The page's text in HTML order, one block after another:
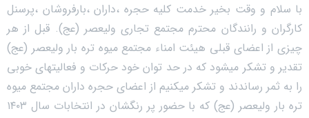
با سلام و وقت بخیر خدمت کلیه حجره ،داران ،بارفروشان ،پرسنل
کارگران و رانندگان محترم مجتمع تجاری ولیعصر (عج). قبل از هر
چیزی از اعضای قبلی هیئت امناء مجتمع میوه تره بار ولیعصر (عج)
تقدیر و تشکر میشود که در حد توان خود حرکات و فعالیتهای خوبی
را به ثمر رساندند و تشکر میکنیم از اعضای حجره داران مجتمع میوه
تره بار ولیعصر (عج) که با حضور پر رنگشان در انتخابات سال ۱۴۰۳